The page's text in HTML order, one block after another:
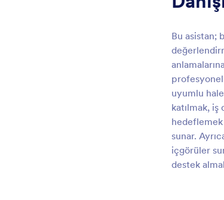
Bu asistan;
uyumlu
katılmak,
sunar.
içgörüler
destek